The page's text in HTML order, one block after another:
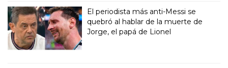
El periodista más anti-Messi se
quebró al hablar de la muerte de
Jorge, el papá de Lionel